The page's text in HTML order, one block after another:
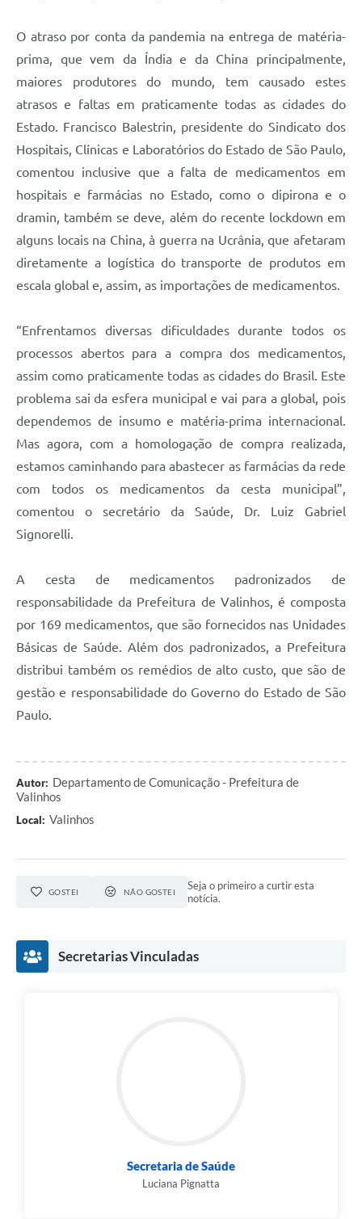
O atraso por conta da pandemia na entrega de matéria-
prima, que vem da Índia e da China principalmente,
maiores produtores do mundo, tem causado estes
atrasos e faltas em praticamente todas as cidades do
Estado. Francisco Balestrin, presidente do Sindicato dos
Hospitais, Clínicas e Laboratórios do Estado de São Paulo,
comentou inclusive que a falta de medicamentos em
hospitais e farmácias no Estado, como o dipirona e o
dramin, também se deve, além do recente lockdown em
alguns locais na China, à guerra na Ucrânia, que afetaram
diretamente a logística do transporte de produtos em
escala global e, assim, as importações de medicamentos.
“Enfrentamos diversas dificuldades durante todos os
processos abertos para a compra dos medicamentos,
assim como praticamente todas as cidades do Brasil. Este
problema sai da esfera municipal e vai para a global, pois
dependemos de insumo e matéria-prima internacional.
Mas agora, com a homologação de compra realizada,
estamos caminhando para abastecer as farmácias da rede
com todos os medicamentos da cesta municipal”,
comentou o secretário da Saúde, Dr. Luiz Gabriel
Signorelli.
A cesta de medicamentos padronizados de
responsabilidade da Prefeitura de Valinhos, é composta
por 169 medicamentos, que são fornecidos nas Unidades
Básicas de Saúde. Além dos padronizados, a Prefeitura
distribui também os remédios de alto custo, que são de
gestão e responsabilidade do Governo do Estado de São
Paulo.
Autor: Departamento de Comunicação - Prefeitura de
Valinhos
Local: Valinhos
GOSTEI NÃO GOSTEI
Seja o primeiro a curtir esta
notícia.
Secretarias Vinculadas
Secretaria de Saúde
Luciana Pignatta